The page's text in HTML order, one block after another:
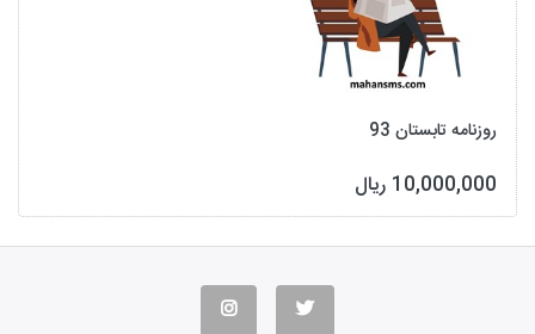
روزنامه تابستان 93
10,000,000 ریال